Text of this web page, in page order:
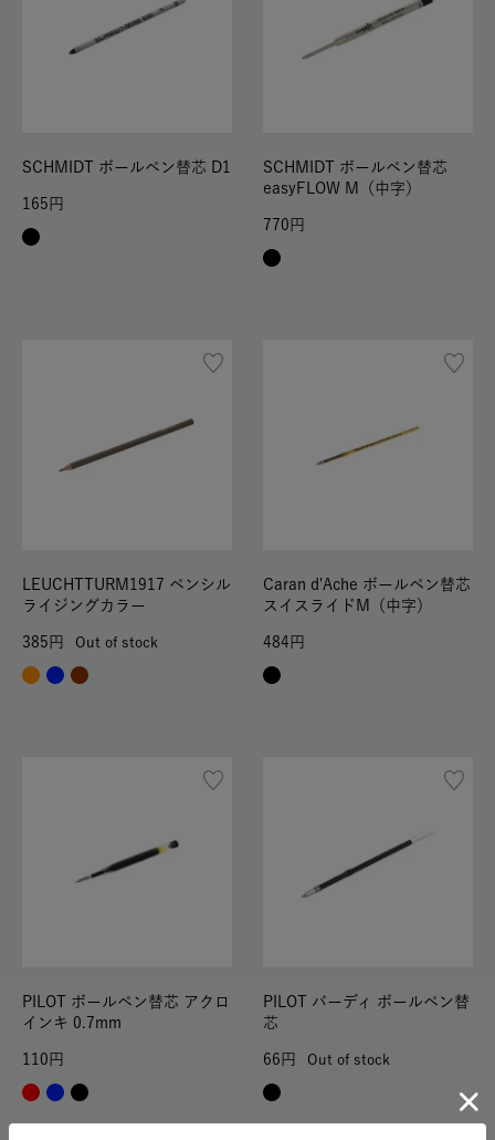
SCHMIDT ボールペン替芯 D1
165
SCHMIDT ボールペン替芯
easyFLOW M（中字）
770
LEUCHTTURM1917 ペンシル
ライジングカラー
385 Out of stock
Caran d'Ache ボールペン替芯
スイスライドM（中字）
484
PILOT ボールペン替芯 アクロ
インキ 0.7mm
110
PILOT バーディ ボールペン替
芯
66 Out of stock